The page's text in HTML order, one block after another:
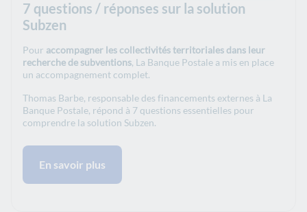
7 questions / réponses sur la solution
Subzen
Pour accompagner les collectivités territoriales dans leur
recherche de subventions, La Banque Postale a mis en place
un accompagnement complet.
Thomas Barbe, responsable des financements externes à La
Banque Postale, répond à 7 questions essentielles pour
comprendre la solution Subzen.
En savoir plus